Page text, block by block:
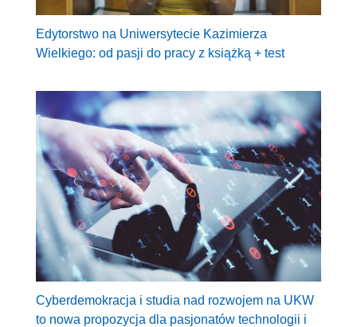
Edytorstwo na Uniwersytecie Kazimierza
Wielkiego: od pasji do pracy z książką + test
Cyberdemokracja i studia nad rozwojem na UKW
to nowa propozycja dla pasjonatów technologii i